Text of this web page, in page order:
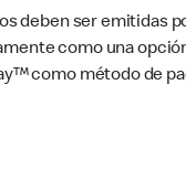
deben ser emitidas
como una
como método de